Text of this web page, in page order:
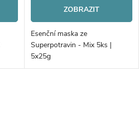
ZOBRAZIT
Esenční maska ze
Superpotravin - Mix 5ks |
5x25g